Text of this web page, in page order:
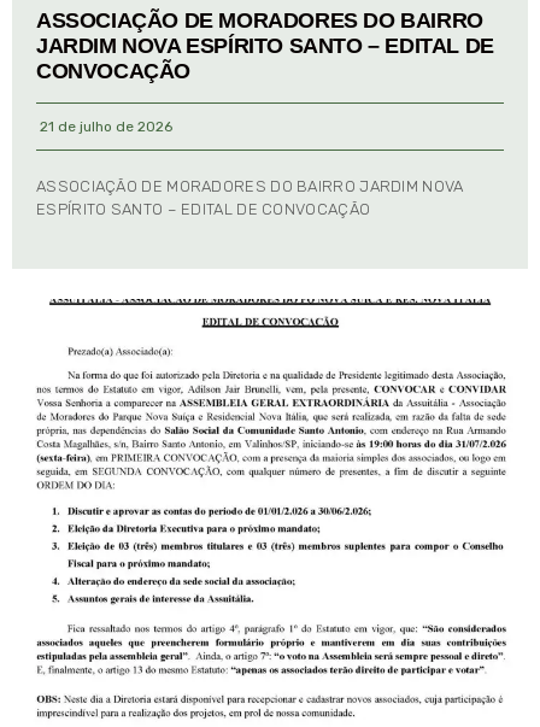
ASSOCIAÇÃO DE MORADORES DO BAIRRO
JARDIM NOVA ESPÍRITO SANTO – EDITAL DE
CONVOCAÇÃO
21 de julho de 2026
ASSOCIAÇÃO DE MORADORES DO BAIRRO JARDIM NOVA
ESPÍRITO SANTO – EDITAL DE CONVOCAÇÃO